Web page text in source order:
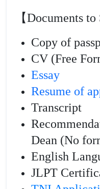
【Documents to
Copy of
CV (Free
Essay
Resume of
Transcript
Dean (No
English
JLPT